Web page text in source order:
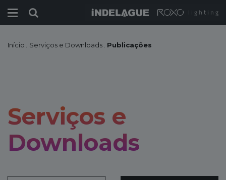
Início Serviços e Downloads Publicações
Serviços e
Downloads